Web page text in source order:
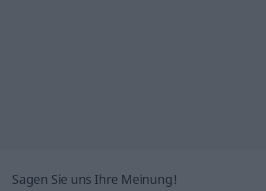
Sagen Sie uns Ihre Meinung!